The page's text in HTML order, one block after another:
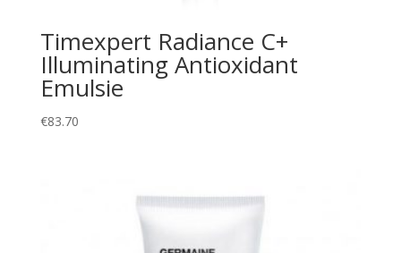
Timexpert Radiance C+
Illuminating Antioxidant
Emulsie
€83.70